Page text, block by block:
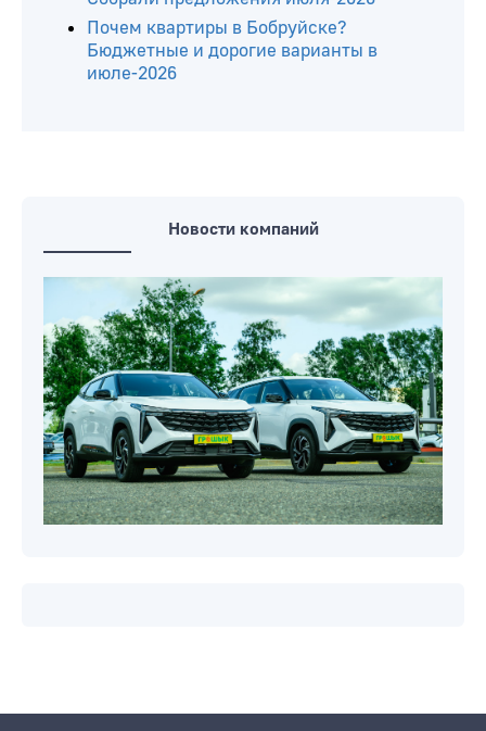
Почем квартиры в Бобруйске?
Бюджетные и дорогие варианты в
июле-2026
Новости компаний